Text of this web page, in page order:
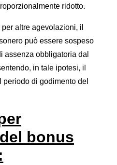
ridotto.
altre agevolazioni, il
può essere sospeso
assenza obbligatoria dal
in tale ipotesi, il
di godimento del
bonus